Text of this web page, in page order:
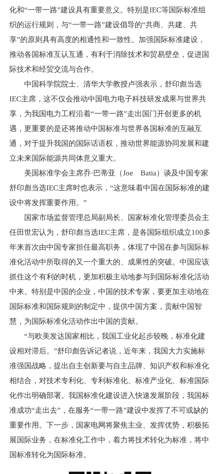
化和“一带一路”建设具有重要意义。特别是IEC等国际标准组
织的运行规则，与“一带一路”建设倡导的“共商、共建、共
享”的原则具有高度的相通性和一致性。加强国际标准建设，
推动各国标准互认互通，有利于消除技术和贸易壁垒，促进国
际技术和经贸交流与合作。
中国科学院院士、清华大学教授卢强表示，舒印彪当选
IEC主席，这不仅会推动中国电力电子科技研发成果与世界共
享，为我国电力工程沿着“一带一路”走出国门开创更多的机
遇，更重要的是还将推动中国标准与世界各国标准的互融互
通，对于提升我国的国际话语权，推动世界能源协同发展和建
立未来国际能源共同体意义重大。
美国标准学会主席乔·巴蒂亚（Joe Batia）谈及中国专家
舒印彪当选IEC主席时也表示，“这意味着中国在国际标准的建
设中将发挥重要作用。”
国家市场监督管理总局副局长、国家标准化管理委员会主
任田世宏认为，舒印彪当选IEC主席，是各国际组织成立100多
年来首次由中国专家担任最高职务，体现了中国在参与国际标
准化活动中所取得的又一个重大的、成果性的突破。中国应该
抓住这个有利的时机，更加积极主动地参与到国际标准化活动
中来。特别是中国的企业，中国的技术专家，要更加主动地在
国际标准和国际规则的制定中，提供中国方案，贡献中国智
慧，为国际标准化活动作出中国的贡献。
“与欧美发达国家相比，我国工业化起步较晚，标准化建
设相对滞后。”舒印彪告诉记者说，近年来，我国大力实施标
准强国战略，提出自主创新要与自主品牌、知识产权和标准化
相结合，对技术专利化、专利标准化、标准产业化、标准国际
化作出明确部署。我国标准化建设进入快速发展阶段，我国标
准成功“走出去”，在服务“一带一路”建设中发挥了不可或缺的
重要作用。下一步，国家电网将聚焦主业、发挥优势，积极拓
展国际业务，在标准化工作中，着力将技术转化为标准，将中
国标准转化为国际标准。